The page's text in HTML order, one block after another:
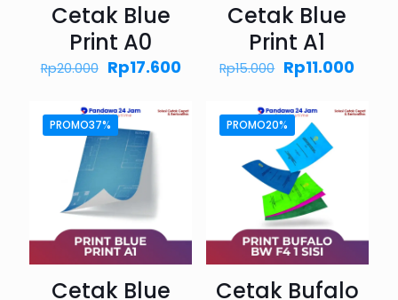
Cetak Blue
Print A0
Rp20.000 Harga
aslinya
Rp20.000.
Rp17.600Harga
adalah:
Rp17.600.
Cetak Blue
Print A1
Rp15.000 Harga
aslinya
Rp15.000.
Rp11.000
PROMO37%
Cetak Blue
PROMO20%
Cetak Bufalo